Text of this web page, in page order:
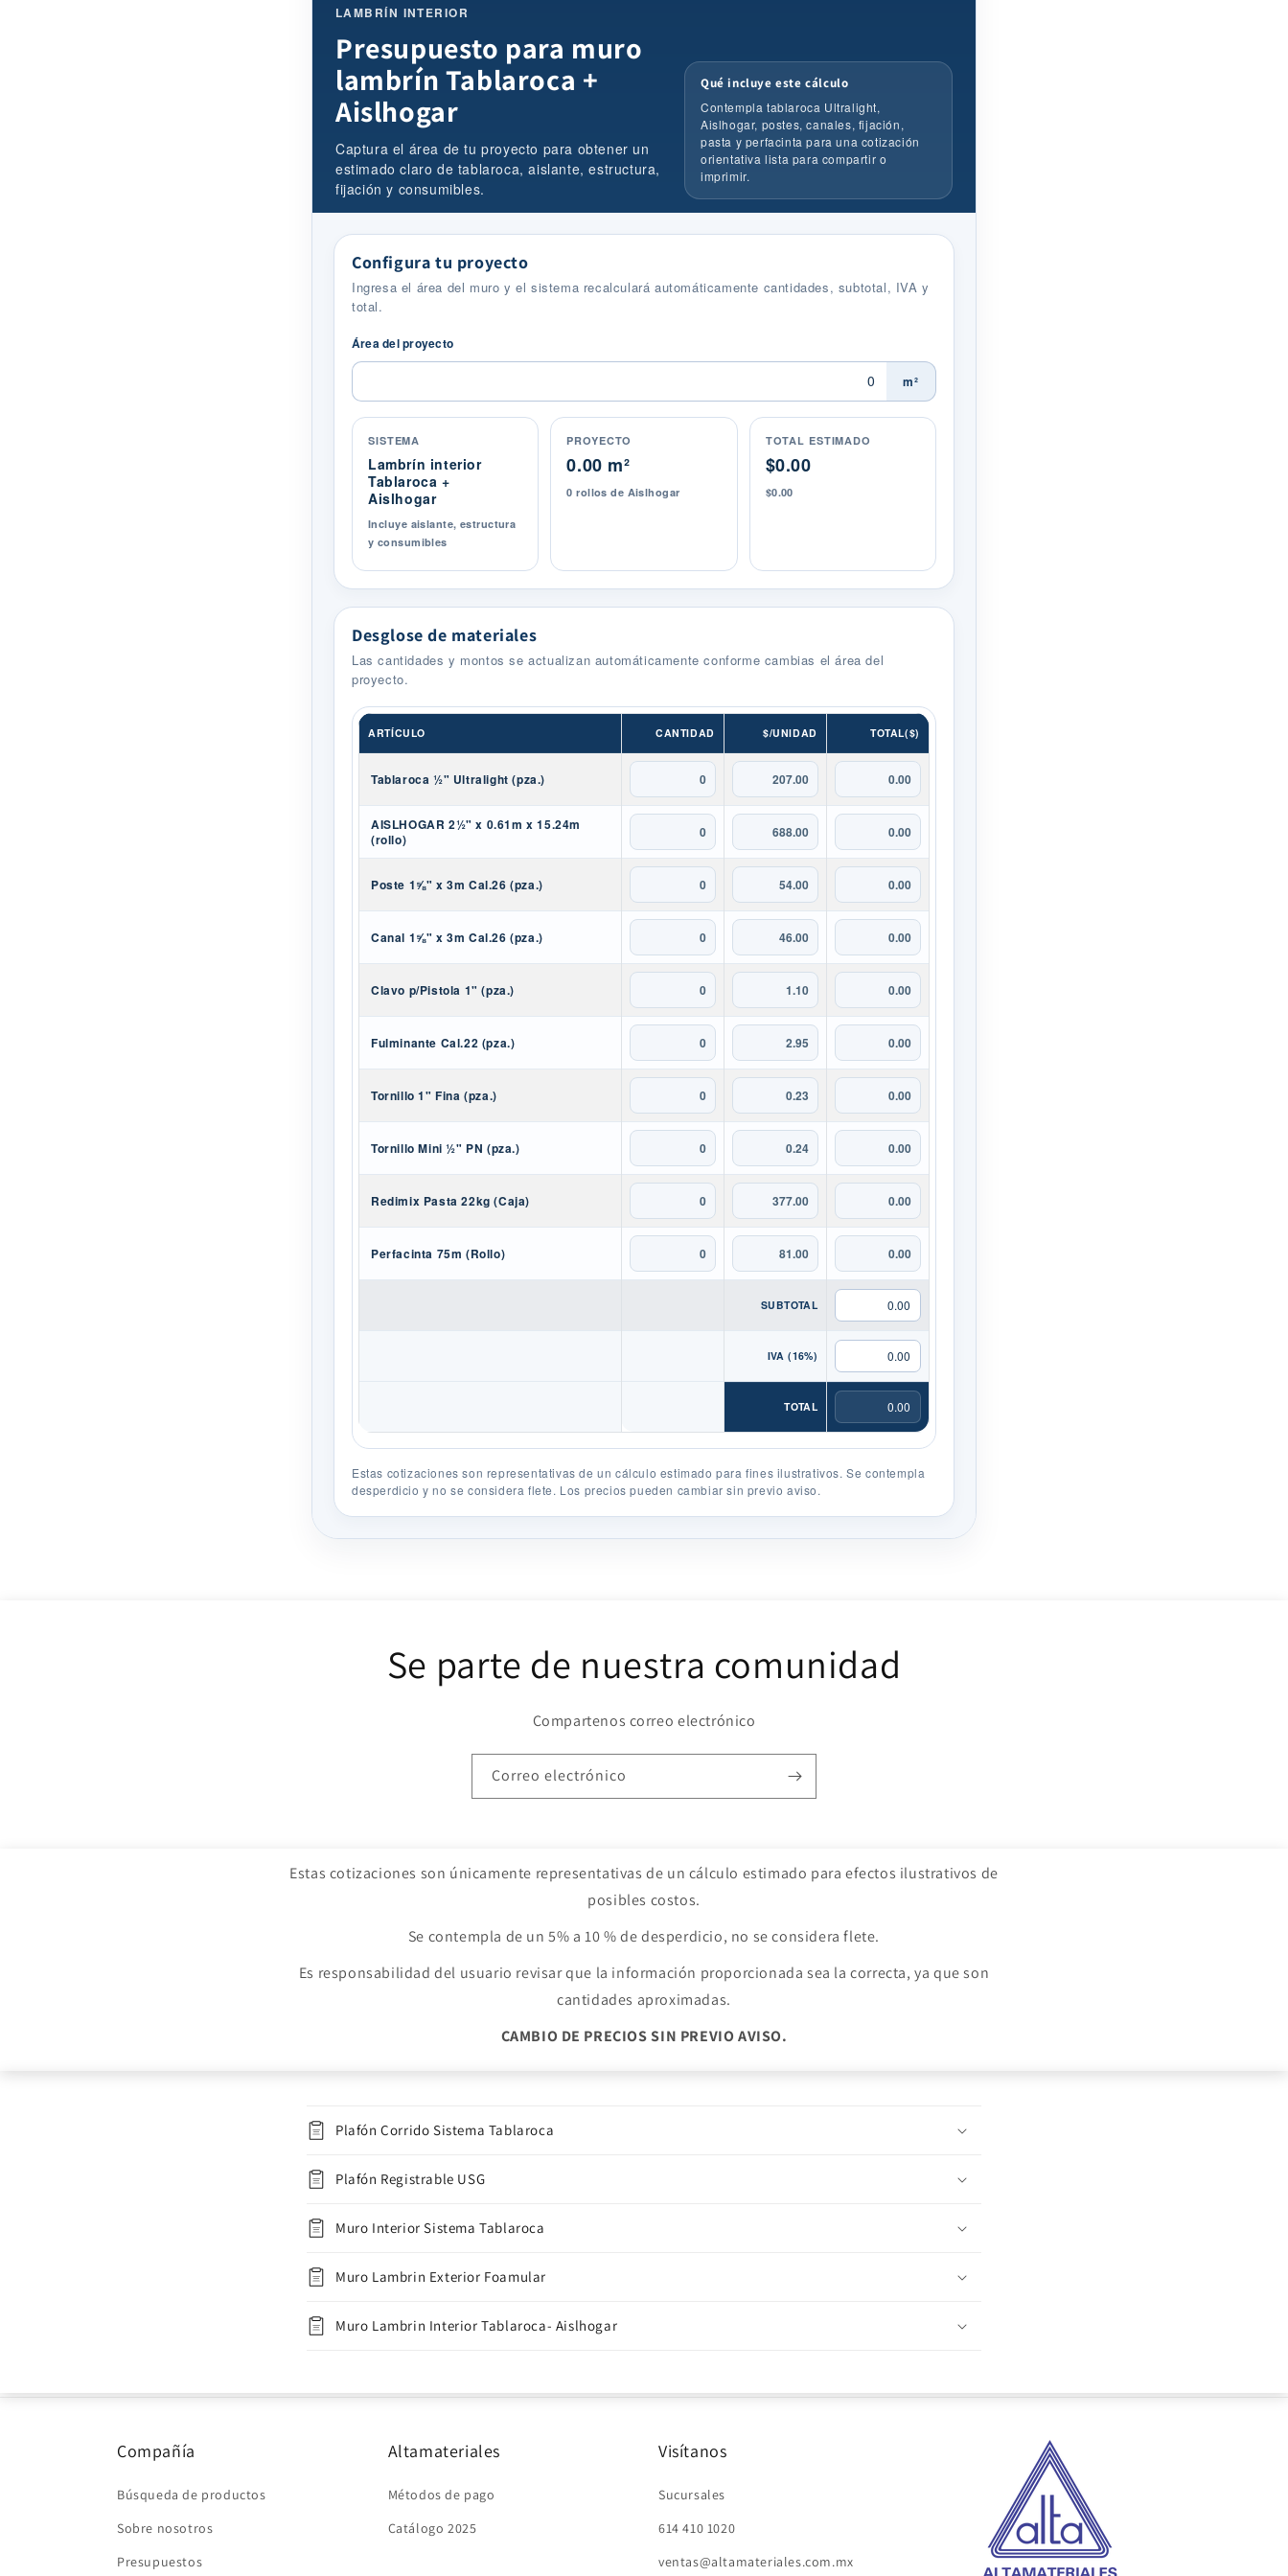
LAMBRÍN INTERIOR
Presupuesto para muro
lambrín Tablaroca +
Aislhogar
Captura el área de tu proyecto para obtener un
estimado claro de tablaroca, aislante, estructura,
fijación y consumibles.
Qué incluye este cálculo
Contempla tablaroca Ultralight,
Aislhogar, postes, canales, fijación,
pasta y perfacinta para una cotización
orientativa lista para compartir o
imprimir.
Configura tu proyecto
Ingresa el área del muro y el sistema recalculará automáticamente cantidades, subtotal, IVA y
total.
Área del proyecto
m²
SISTEMA
Lambrín interior
Tablaroca +
Aislhogar
Incluye aislante, estructura
y consumibles
PROYECTO
0.00 m²
0 rollos de Aislhogar
TOTAL ESTIMADO
$0.00
$0.00
Desglose de materiales
Las cantidades y montos se actualizan automáticamente conforme cambias el área del
proyecto.
ARTÍCULO CANTIDAD $/UNIDAD TOTAL($)
Tablaroca ½" Ultralight (pza.)
AISLHOGAR 2½" x 0.61m x 15.24m
(rollo)
Poste 1⅝" x 3m Cal.26 (pza.)
Canal 1⅝" x 3m Cal.26 (pza.)
Clavo p/Pistola 1" (pza.)
Fulminante Cal.22 (pza.)
Tornillo 1" Fina (pza.)
Tornillo Mini ½" PN (pza.)
Redimix Pasta 22kg (Caja)
Perfacinta 75m (Rollo)
SUBTOTAL
IVA (16%)
TOTAL
Estas cotizaciones son representativas de un cálculo estimado para fines ilustrativos. Se contempla
desperdicio y no se considera flete. Los precios pueden cambiar sin previo aviso.
Se parte de nuestra comunidad
Compartenos correo electrónico
Correo electrónico
Estas cotizaciones son únicamente representativas de un cálculo estimado para efectos ilustrativos de
posibles costos.
Se contempla de un 5% a 10 % de desperdicio, no se considera flete.
Es responsabilidad del usuario revisar que la información proporcionada sea la correcta, ya que son
cantidades aproximadas.
CAMBIO DE PRECIOS SIN PREVIO AVISO.
Contenido desplegable
Plafón Corrido Sistema Tablaroca
Plafón Registrable USG
Muro Interior Sistema Tablaroca
Muro Lambrin Exterior Foamular
Muro Lambrin Interior Tablaroca- Aislhogar
Compañía
Búsqueda de productos
Sobre nosotros
Presupuestos
Altamateriales
Métodos de pago
Catálogo 2025
Visítanos
Sucursales
614 410 1020
ventas@altamateriales.com.mx